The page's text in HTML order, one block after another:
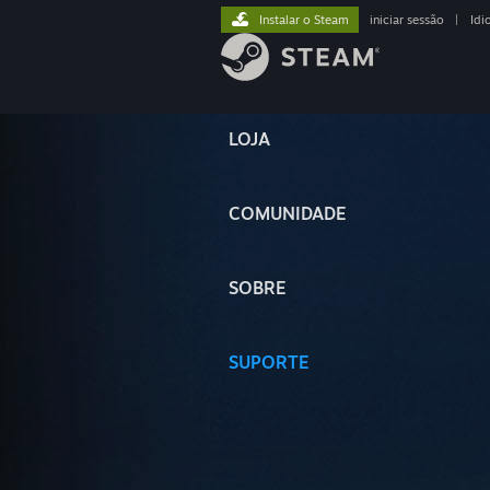
LOJA
COMUNIDADE
SOBRE
SUPORTE
Instalar o Steam iniciar sessão